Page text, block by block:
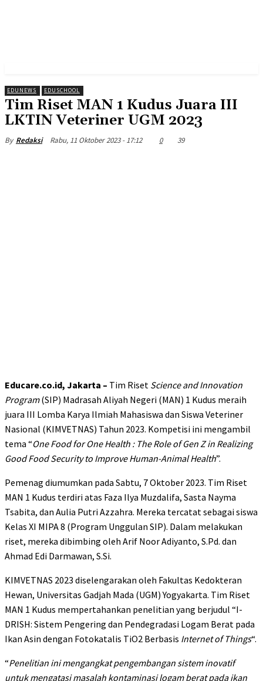
EDUNEWS EDUSCHOOL
Tim Riset MAN 1 Kudus Juara III
LKTIN Veteriner UGM 2023
By Redaksi Rabu, 11 Oktober 2023 - 17:12 0 39
Educare.co.id, Jakarta – Tim Riset Science and Innovation
Program(SIP) Madrasah Aliyah Negeri (MAN) 1 Kudus meraih
juara III Lomba Karya Ilmiah Mahasiswa dan Siswa Veteriner
Nasional (KIMVETNAS) Tahun 2023. Kompetisi ini mengambil
tema “One Food for One Health : The Role of Gen Z in Realizing
Good Food Security to Improve Human-Animal Health”.
Pemenag diumumkan pada Sabtu, 7 Oktober 2023. Tim Riset
MAN 1 Kudus terdiri atas Faza Ilya Muzdalifa, Sasta Nayma
Tsabita, dan Aulia Putri Azzahra. Mereka tercatat sebagai siswa
Kelas XI MIPA 8 (Program Unggulan SIP). Dalam melakukan
riset, mereka dibimbing oleh Arif Noor Adiyanto, S.Pd. dan
Ahmad Edi Darmawan, S.Si.
KIMVETNAS 2023 diselengarakan oleh Fakultas Kedokteran
Hewan, Universitas Gadjah Mada (UGM) Yogyakarta. Tim Riset
MAN 1 Kudus mempertahankan penelitian yang berjudul “I-
DRISH: Sistem Pengering dan Pendegradasi Logam Berat pada
Ikan Asin dengan Fotokatalis TiO2 Berbasis Internet of Things“.
“Penelitian ini mengangkat pengembangan sistem inovatif
untuk mengatasi masalah kontaminasi logam berat pada ikan